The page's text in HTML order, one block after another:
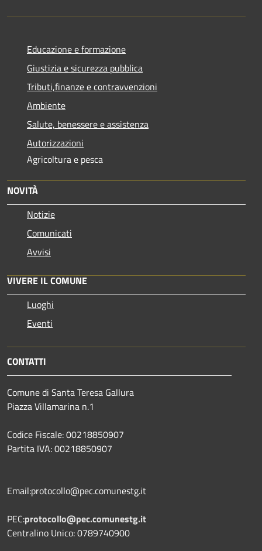
Educazione e formazione
Giustizia e sicurezza pubblica
Tributi,finanze e contravvenzioni
Ambiente
Salute, benessere e assistenza
Autorizzazioni
Agricoltura e pesca
NOVITÀ
Notizie
Comunicati
Avvisi
VIVERE IL COMUNE
Luoghi
Eventi
CONTATTI
Comune di Santa Teresa Gallura
Piazza Villamarina n.1
Codice Fiscale: 00218850907
Partita IVA: 00218850907
Email:protocollo@pec.comunestg.it
PEC:protocollo@pec.comunestg.it
Centralino Unico: 0789740900